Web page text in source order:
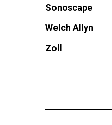
Sonoscape
Welch Allyn
Zoll